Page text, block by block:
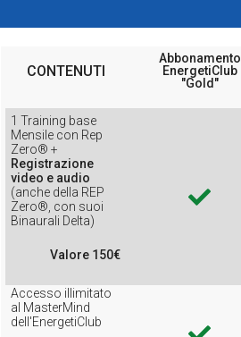
CONTENUTI
Abbonamento
EnergetiClub
"Gold"
1 Training base
Mensile con Rep
Zero® +
Registrazione
video e audio
(anche della REP
Zero®, con suoi
Binaurali Delta)
Valore 150€
Accesso illimitato
al MasterMind
dell'EnergetiClub